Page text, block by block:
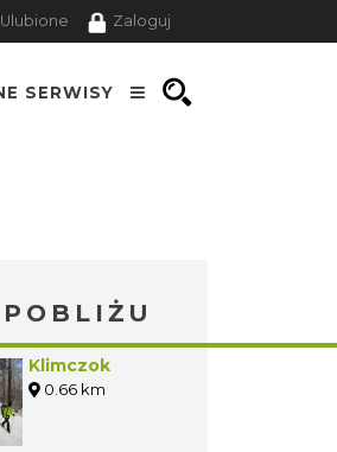
Ulubione Zaloguj
SERWISY
Klimczok
0.66 km